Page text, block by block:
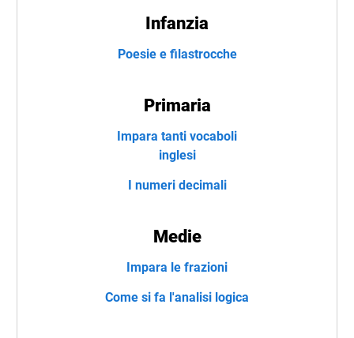
Infanzia
Poesie e filastrocche
Primaria
Impara tanti vocaboli
inglesi
I numeri decimali
Medie
Impara le frazioni
Come si fa l'analisi logica